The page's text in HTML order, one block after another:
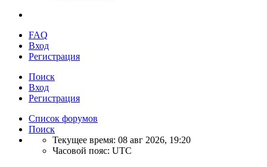
FAQ
Вход
Регистрация
Поиск
Вход
Регистрация
Список форумов
Поиск
Текущее время: 08 авг 2026, 19:20
Часовой пояс: UTC